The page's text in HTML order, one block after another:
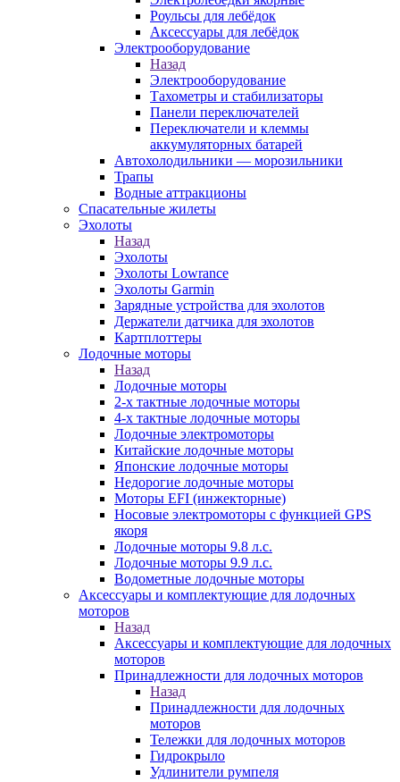
Роульсы для лебёдок
Аксессуары для лебёдок
Электрооборудование
Назад
Электрооборудование
Тахометры и стабилизаторы
Панели переключателей
Переключатели и клеммы
аккумуляторных батарей
Автохолодильники — морозильники
Трапы
Водные аттракционы
Спасательные жилеты
Эхолоты
Назад
Эхолоты
Эхолоты Lowrance
Эхолоты Garmin
Зарядные устройства для эхолотов
Держатели датчика для эхолотов
Картплоттеры
Лодочные моторы
Назад
Лодочные моторы
2-х тактные лодочные моторы
4-х тактные лодочные моторы
Лодочные электромоторы
Китайские лодочные моторы
Японские лодочные моторы
Недорогие лодочные моторы
Моторы EFI (инжекторные)
Носовые электромоторы с функцией GPS
якоря
Лодочные моторы 9.8 л.с.
Лодочные моторы 9.9 л.с.
Водометные лодочные моторы
Аксессуары и комплектующие для лодочных
моторов
Назад
Аксессуары и комплектующие для лодочных
моторов
Принадлежности для лодочных моторов
Назад
Принадлежности для лодочных
моторов
Тележки для лодочных моторов
Гидрокрыло
Удлинители румпеля